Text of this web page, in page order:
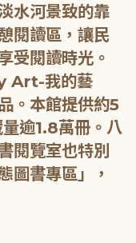
水河景致的靠
閱讀區，讓民
受閱讀時光。
Art-我的藝
。本館提供約5
逾1.8萬冊。八
閱覽室也特別
圖書專區」，